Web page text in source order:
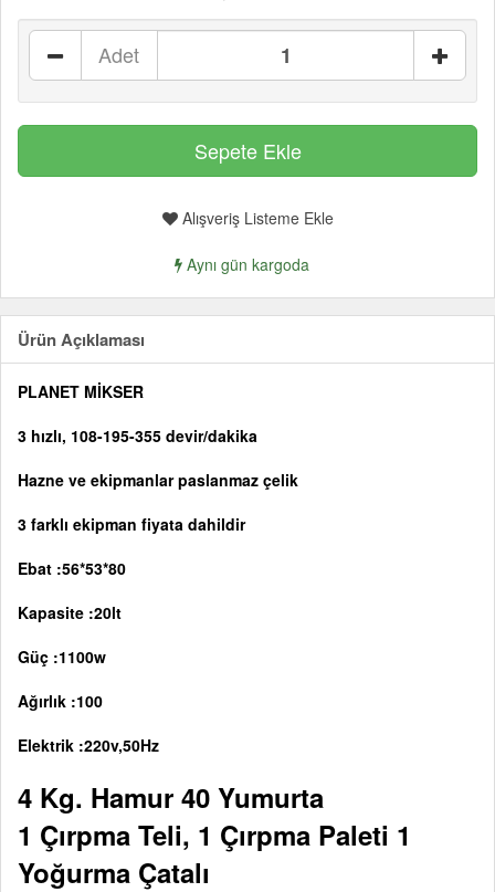
Adet
Alışveriş Listeme Ekle
Aynı gün kargoda
Ürün Açıklaması
PLANET MİKSER
3 hızlı, 108-195-355 devir/dakika
Hazne ve ekipmanlar paslanmaz çelik
3 farklı ekipman fiyata dahildir
Ebat :56*53*80
Kapasite :20lt
Güç :1100w
Ağırlık :100
Elektrik :220v,50Hz
4 Kg. Hamur 40 Yumurta
1 Çırpma Teli, 1 Çırpma Paleti 1
Yoğurma Çatalı